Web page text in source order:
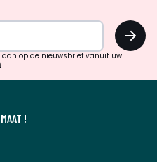
inspiratie
verrassingen?
OK
dan op de nieuwsbrief vanuit uw
!